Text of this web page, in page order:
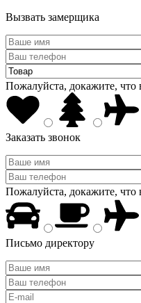
Вызвать замерщика
Пожалуйста, докажите, что
Заказать звонок
Пожалуйста, докажите, что
Письмо директору